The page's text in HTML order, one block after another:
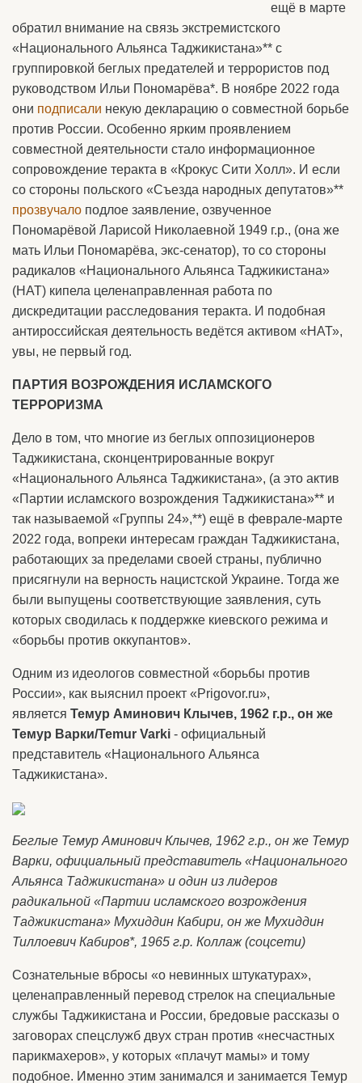
ещё в марте
обратил внимание на связь экстремистского
«Национального Альянса Таджикистана»** с
группировкой беглых предателей и террористов под
руководством Ильи Пономарёва*. В ноябре 2022 года
они подписали некую декларацию о совместной борьбе
против России. Особенно ярким проявлением
совместной деятельности стало информационное
сопровождение теракта в «Крокус Сити Холл». И если
со стороны польского «Съезда народных депутатов»**
прозвучало подлое заявление, озвученное
Пономарёвой Ларисой Николаевной 1949 г.р., (она же
мать Ильи Пономарёва, экс-сенатор), то со стороны
радикалов «Национального Альянса Таджикистана»
(НАТ) кипела целенаправленная работа по
дискредитации расследования теракта. И подобная
антироссийская деятельность ведётся активом «НАТ»,
увы, не первый год.
ПАРТИЯ ВОЗРОЖДЕНИЯ ИСЛАМСКОГО
ТЕРРОРИЗМА
Дело в том, что многие из беглых оппозиционеров
Таджикистана, сконцентрированные вокруг
«Национального Альянса Таджикистана», (а это актив
«Партии исламского возрождения Таджикистана»** и
так называемой «Группы 24»,**) ещё в феврале-марте
2022 года, вопреки интересам граждан Таджикистана,
работающих за пределами своей страны, публично
присягнули на верность нацистской Украине. Тогда же
были выпущены соответствующие заявления, суть
которых сводилась к поддержке киевского режима и
«борьбы против оккупантов».
Одним из идеологов совместной «борьбы против
России», как выяснил проект «Prigovor.ru»,
является Темур Аминович Клычев, 1962 г.р., он же
Темур Варки/Temur Varki - официальный
представитель «Национального Альянса
Таджикистана».
Беглые Темур Аминович Клычев, 1962 г.р., он же Темур
Варки, официальный представитель «Национального
Альянса Таджикистана» и один из лидеров
радикальной «Партии исламского возрождения
Таджикистана» Мухиддин Кабири, он же Мухиддин
Тиллоевич Кабиров*, 1965 г.р. Коллаж (соцсети)
Сознательные вбросы «о невинных штукатурах»,
целенаправленный перевод стрелок на специальные
службы Таджикистана и России, бредовые рассказы о
заговорах спецслужб двух стран против «несчастных
парикмахеров», у которых «плачут мамы» и тому
подобное. Именно этим занимался и занимается Темур